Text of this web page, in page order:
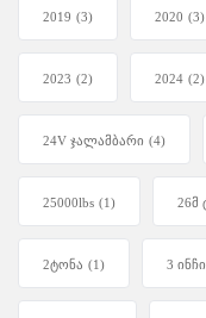
2019 (3) 2020 (3)
2023 (2) 2024 (2)
24V ჯალამბარი (4)
25000lbs (1) 26მ
2ტონა (1) 3